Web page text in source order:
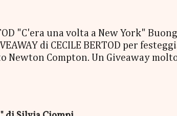
"C'era una volta a New York"
di CECILE BERTOD per
Newton Compton. Un Giveaway
- una Mucchina Portachiavi - un